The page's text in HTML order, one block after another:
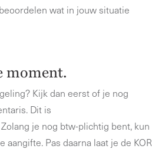
wat in jouw situatie
moment.
Kijk dan eerst of je nog
Dit is
je nog btw-plichtig bent, kun
Pas daarna laat je de KOR